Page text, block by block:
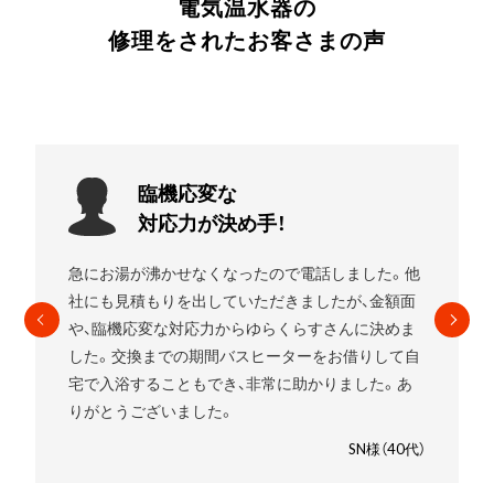
修理をされたお客さまの声
お願いして
良かったです!
エコキュートを使用していましたがガスの給湯器に
したいことをお伝えするとすぐに段取りを組んでく
れました。高いものを売りつけられるんじゃないか
と少し心配でしたが、ゆらくらすさんにお願いして
良かったです。笑